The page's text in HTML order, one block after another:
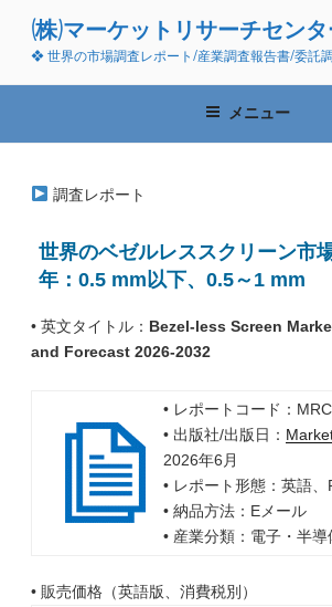
ン
(株)マーケットリサーチセンタ
❖ 世界の市場調査レポート/産業調査報告書/委託
メニュー
調査レポート
世界のベゼルレススクリーン市
年：0.5 mm以下、0.5～1 mm
• 英文タイトル： Bezel-less Screen
and Forecast 2026-2032
• レポートコード：
• 出版社/出版日：
2026年6月
• レポート形態：英語
• 納品方法：Eメール
• 産業分類：電子・半導
• 販売価格（英語版、消費税別）